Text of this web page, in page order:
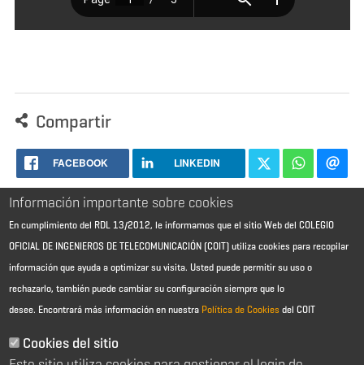
Compartir
FACEBOOK LINKEDIN
Aviso Legal - Información general
Política de cookies
Información importante sobre cookies
En cumplimiento del RDL 13/2012, le informamos que el sitio Web del COLEGIO
OFICIAL DE INGENIEROS DE TELECOMUNICACIÓN (COIT) utiliza cookies para recopilar
información que ayuda a optimizar su visita. Usted puede permitir su uso o
rechazarlo, también puede cambiar su configuración siempre que lo
desee. Encontrará más información en nuestra Política de Cookies del COIT
Cookies del sitio